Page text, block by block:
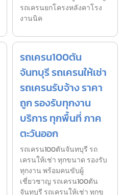
รถเครนยกโครงหลังคาโรง
งานนิค
รถเครน100ตัน
จันทบุรี รถเครนให้เช่า
รถเครนรับจ้าง ราคา
ถูก รองรับทุกงาน
บริการ ทุกพื้นที่ ภาค
ตะวันออก
รถเครน100ตันจันทบุรี รถ
เครนให้เช่า ทุกขนาด รองรับ
ทุกงาน พร้อมคนขับผู้
เชี่ยวชาญ รถเครน100ตัน
จันทบุรี รถเครนให้เช่า ทุกข